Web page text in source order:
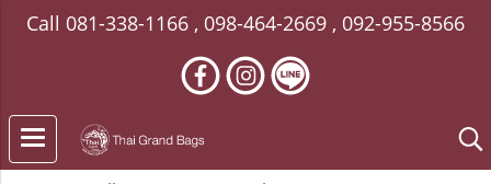
Call 081-338-1166 , 098-464-2669 , 092-955-8566